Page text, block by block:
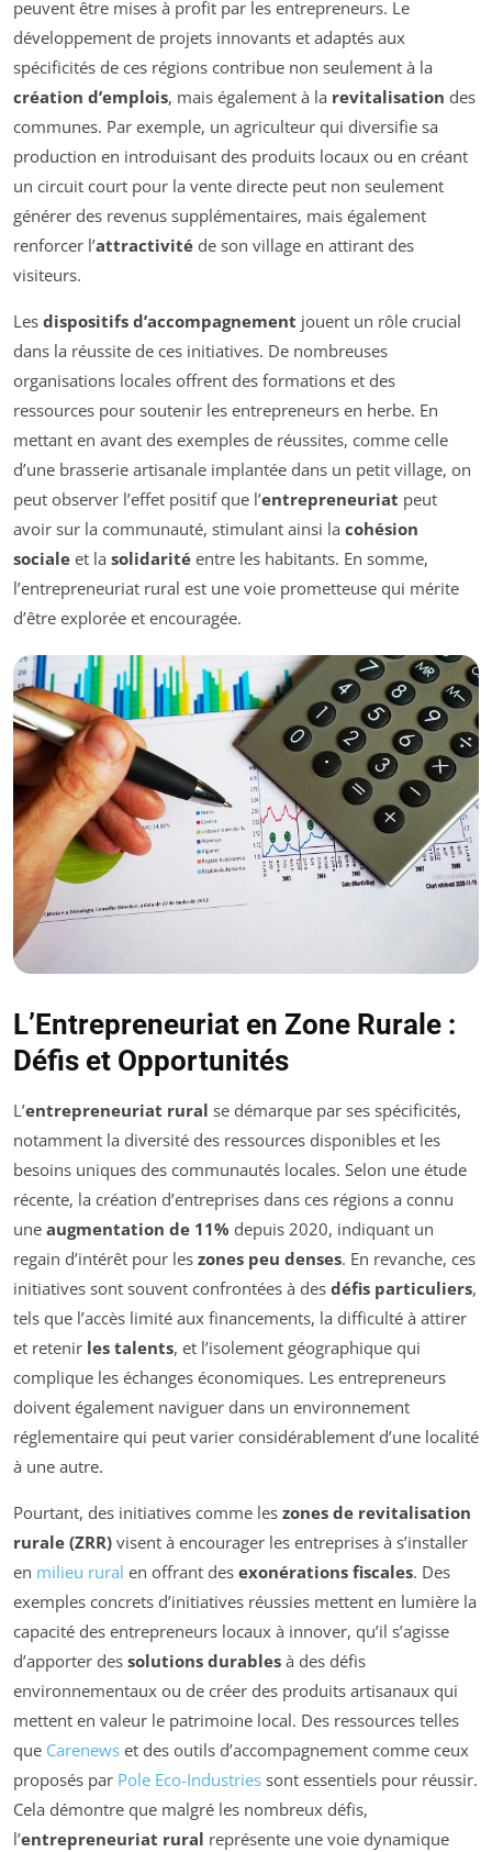
peuvent être mises à profit par les entrepreneurs. Le
développement de projets innovants et adaptés aux
spécificités de ces régions contribue non seulement à la
création d’emplois, mais également à la revitalisation des
communes. Par exemple, un agriculteur qui diversifie sa
production en introduisant des produits locaux ou en créant
un circuit court pour la vente directe peut non seulement
générer des revenus supplémentaires, mais également
renforcer l’attractivité de son village en attirant des
visiteurs.
Les dispositifs d’accompagnement jouent un rôle crucial
dans la réussite de ces initiatives. De nombreuses
organisations locales offrent des formations et des
ressources pour soutenir les entrepreneurs en herbe. En
mettant en avant des exemples de réussites, comme celle
d’une brasserie artisanale implantée dans un petit village, on
peut observer l’effet positif que l’entrepreneuriat peut
avoir sur la communauté, stimulant ainsi la cohésion
sociale et la solidarité entre les habitants. En somme,
l’entrepreneuriat rural est une voie prometteuse qui mérite
d’être explorée et encouragée.
L’Entrepreneuriat en Zone Rurale :
Défis et Opportunités
L’entrepreneuriat rural se démarque par ses spécificités,
notamment la diversité des ressources disponibles et les
besoins uniques des communautés locales. Selon une étude
récente, la création d’entreprises dans ces régions a connu
une augmentation de 11% depuis 2020, indiquant un
regain d’intérêt pour les zones peu denses. En revanche, ces
initiatives sont souvent confrontées à des défis particuliers,
tels que l’accès limité aux financements, la difficulté à attirer
et retenir les talents, et l’isolement géographique qui
complique les échanges économiques. Les entrepreneurs
doivent également naviguer dans un environnement
réglementaire qui peut varier considérablement d’une localité
à une autre.
Pourtant, des initiatives comme les zones de revitalisation
rurale (ZRR) visent à encourager les entreprises à s’installer
en milieu rural en offrant des exonérations fiscales. Des
exemples concrets d’initiatives réussies mettent en lumière la
capacité des entrepreneurs locaux à innover, qu’il s’agisse
d’apporter des solutions durables à des défis
environnementaux ou de créer des produits artisanaux qui
mettent en valeur le patrimoine local. Des ressources telles
que Carenews et des outils d’accompagnement comme ceux
proposés par Pole Eco-Industries sont essentiels pour réussir.
Cela démontre que malgré les nombreux défis,
l’entrepreneuriat rural représente une voie dynamique